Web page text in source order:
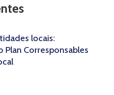
locais:
Plan Corresponsables